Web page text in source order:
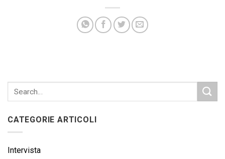
CATEGORIE ARTICOLI
Intervista